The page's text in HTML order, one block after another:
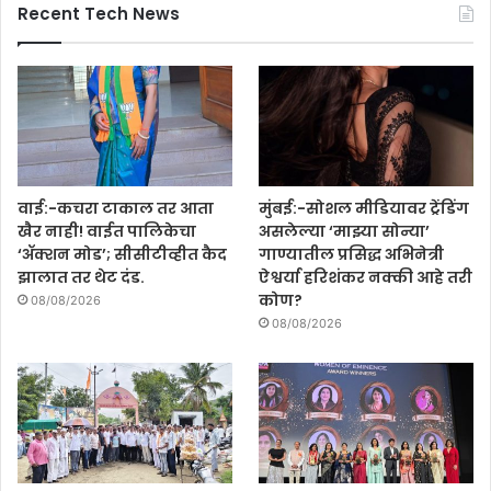
Recent Tech News
वाई:-कचरा टाकाल तर आता
खैर नाही! वाईत पालिकेचा
‘ॲक्शन मोड’; सीसीटीव्हीत कैद
झालात तर थेट दंड.
08/08/2026
मुंबई:-सोशल मीडियावर ट्रेंडिंग
असलेल्या ‘माझ्या सोन्या’
गाण्यातील प्रसिद्ध अभिनेत्री
ऐश्वर्या हरिशंकर नक्की आहे तरी
कोण?
08/08/2026